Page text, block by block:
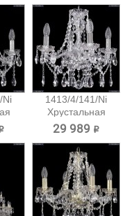
Ni
1413/4/141/Ni
Хрустальная
подвесная...
29 989 ₽